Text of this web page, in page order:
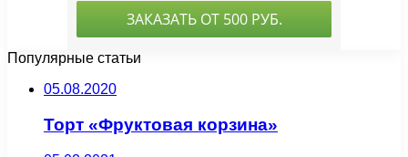
Популярные статьи
05.08.2020
Торт «Фруктовая корзина»